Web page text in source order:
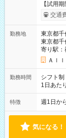
【試用
給与は
交通
勤務地
東京都千
東京都
寄り駅：
Ａｌ
勤務時間
シフト制
1日あた
実働時
能！ └平
特徴 週1日か
気になる！